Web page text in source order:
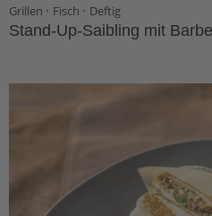
Grillen · Fisch · Deftig
Stand-Up-Saibling mit